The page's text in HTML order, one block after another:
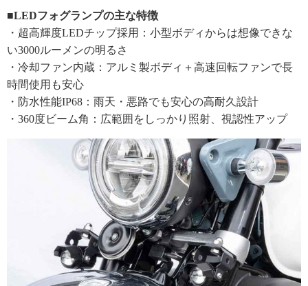
■LEDフォグランプの主な特徴
・超高輝度LEDチップ採用：小型ボディからは想像できな
い3000ルーメンの明るさ
・冷却ファン内蔵：アルミ製ボディ＋高速回転ファンで長
時間使用も安心
・防水性能IP68：雨天・悪路でも安心の高耐久設計
・360度ビーム角：広範囲をしっかり照射、視認性アップ